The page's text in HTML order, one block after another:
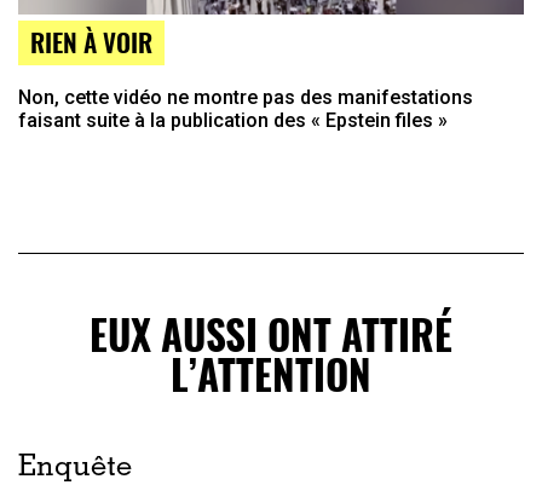
RIEN À VOIR
Non, cette vidéo ne montre pas des manifestations
faisant suite à la publication des « Epstein files »
EUX AUSSI ONT ATTIRÉ
L’ATTENTION
Enquête